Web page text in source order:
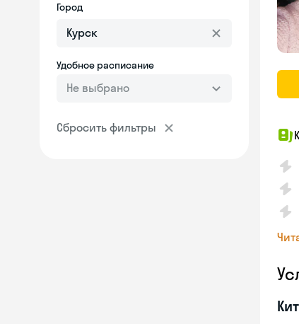
Город
Удобное расписание
Не выбрано
Сбросить фильтры